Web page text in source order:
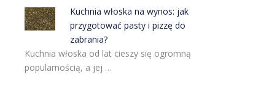
Kuchnia włoska na wynos: jak
przygotować pasty i pizzę do
zabrania?
Kuchnia włoska od lat cieszy się ogromną
popularnością, a jej …